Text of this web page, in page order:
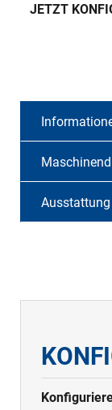
JETZT
Ausstattung